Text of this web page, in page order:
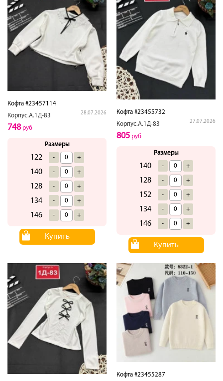
Кофта #23457114
Корпус.А.1Д-83
28.07.2026
748руб
Размеры
122 - +
140 - +
128 - +
134 - +
146 - +
Купить
Кофта #23455732
Корпус.А.1Д-83
27.07.2026
805 руб
Размеры
140 - +
128 - +
152 - +
134 - +
146 - +
Купить
Кофта #23455287